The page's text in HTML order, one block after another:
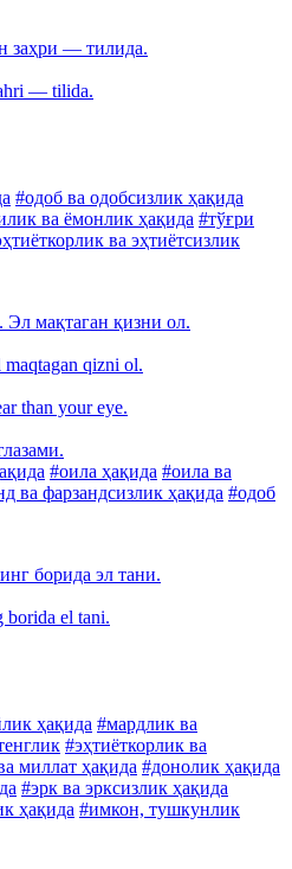
заҳри — тилида.
— tilida.
#одоб ва одобсизлик ҳақида
ва ёмонлик ҳақида #тўғри
ва эҳтиётсизлик
мақтаган қизни ол.
qizni ol.
than your eye.
#оила ҳақида #оила ва
ва фарзандсизлик ҳақида #одоб
борида эл тани.
borida el tani.
ҳақида #мардлик ва
#эҳтиёткорлик ва
миллат ҳақида #донолик ҳақида
#эрк ва эрксизлик ҳақида
ҳақида #имкон, тушкунлик